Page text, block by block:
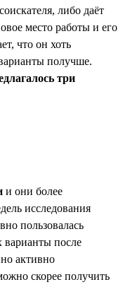
либо даёт
место работы и его
что он хоть
получше.
три
и они более
исследования
пользовалась
варианты после
активно
скорее получить